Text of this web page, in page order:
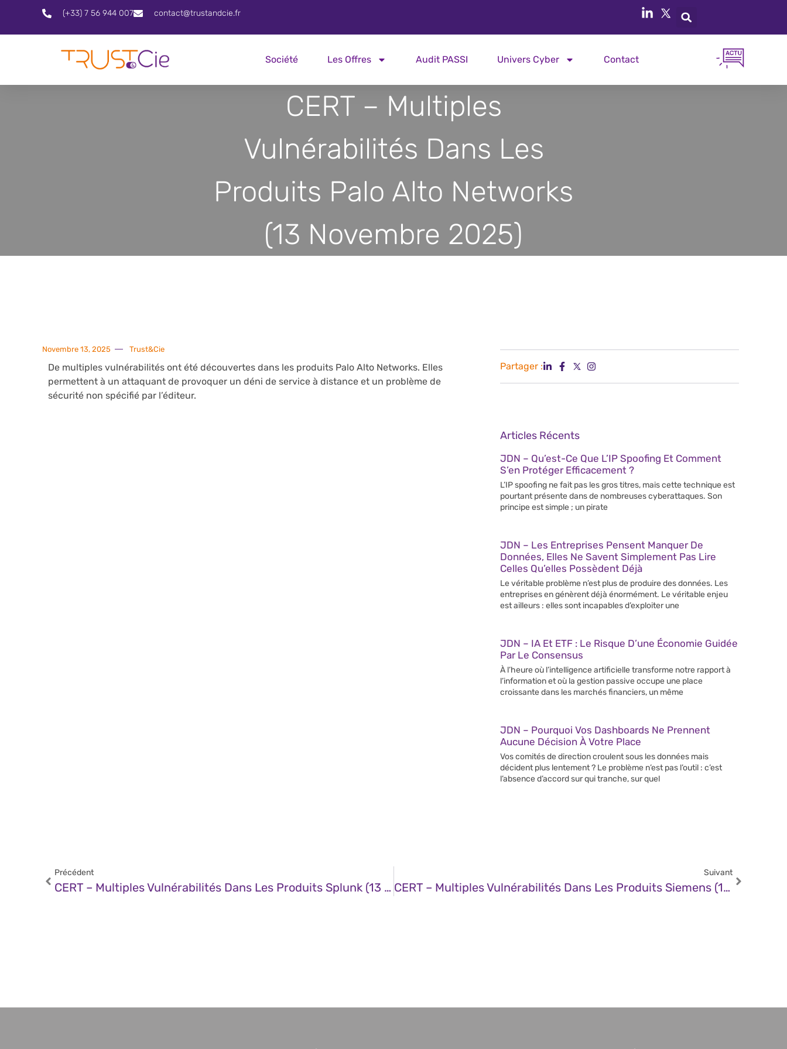
(+33) 7 56 944 007 contact@trustandcie.fr
Société Les Offres Audit PASSI Univers Cyber Contact
CERT – Multiples
Vulnérabilités Dans Les
Produits Palo Alto Networks
(13 Novembre 2025)
Novembre 13, 2025 Trust&Cie
De multiples vulnérabilités ont été découvertes dans les produits Palo Alto Networks. Elles
permettent à un attaquant de provoquer un déni de service à distance et un problème de
sécurité non spécifié par l’éditeur.
Partager :
Articles Récents
JDN – Qu’est-Ce Que L’IP Spoofing Et Comment
S’en Protéger Efficacement ?
L’IP spoofing ne fait pas les gros titres, mais cette technique est
pourtant présente dans de nombreuses cyberattaques. Son
principe est simple ; un pirate
JDN – Les Entreprises Pensent Manquer De
Données, Elles Ne Savent Simplement Pas Lire
Celles Qu’elles Possèdent Déjà
Le véritable problème n’est plus de produire des données. Les
entreprises en génèrent déjà énormément. Le véritable enjeu
est ailleurs : elles sont incapables d’exploiter une
JDN – IA Et ETF : Le Risque D’une Économie Guidée
Par Le Consensus
À l’heure où l’intelligence artificielle transforme notre rapport à
l’information et où la gestion passive occupe une place
croissante dans les marchés financiers, un même
JDN – Pourquoi Vos Dashboards Ne Prennent
Aucune Décision À Votre Place
Vos comités de direction croulent sous les données mais
décident plus lentement ? Le problème n’est pas l’outil : c’est
l’absence d’accord sur qui tranche, sur quel
Précédent
CERT – Multiples Vulnérabilités Dans Les Produits Splunk (13 Novembre 2025)
Suivant
CERT – Multiples Vulnérabilités Dans Les Produits Siemens (13 Novembre 2025)